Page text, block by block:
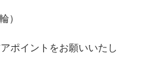
）
ポイントをお願いいたし